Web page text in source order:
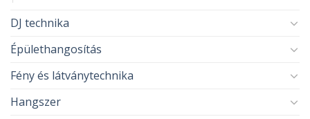
DJ technika
Épülethangosítás
Fény és látványtechnika
Hangszer